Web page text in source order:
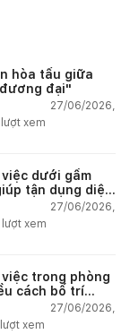
hòa tấu giữa
đại"
27/06/2026,
lượt xem
dưới gầm
tận dụng diện
bị bỏ quên27/06/2026,
lượt xem
trong phòng
cách bố trí
diện tích
27/06/2026,
lượt xem